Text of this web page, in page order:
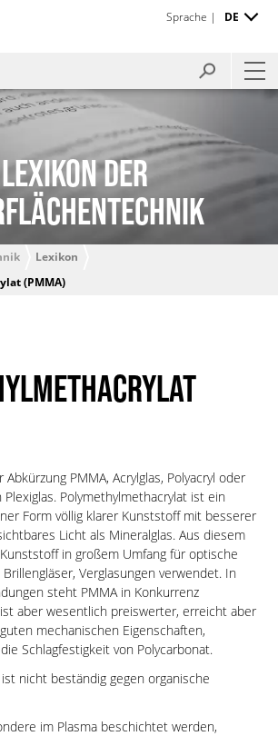
Sprache | DE
LEXIKON DER
Lexikon
(PMMA)
PMMA, Acrylglas, Polyacryl oder
Polymethylmethacrylat ist ein
Form völlig klarer Kunststoff mit besserer
Licht als Mineralglas. Aus diesem
in großem Umfang für optische
Verglasungen verwendet. In
steht PMMA in Konkurrenz
aber wesentlich preiswerter, erreicht aber
mechanischen Eigenschaften,
Schlagfestigkeit von Polycarbonat.
nicht beständig gegen organische
im Plasma beschichtet werden,